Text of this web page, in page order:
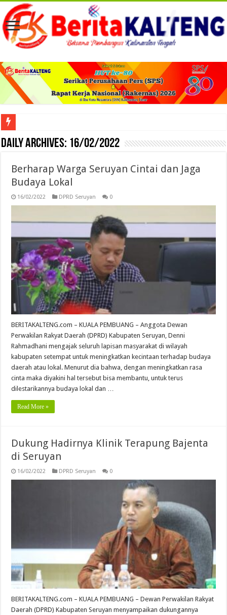
Daily Archives: 16/02/2022
Berharap Warga Seruyan Cintai dan Jaga
Budaya Lokal
16/02/2022 DPRD Seruyan 0
BERITAKALTENG.com – KUALA PEMBUANG – Anggota Dewan
Perwakilan Rakyat Daerah (DPRD) Kabupaten Seruyan, Denni
Rahmadhani mengajak seluruh lapisan masyarakat di wilayah
kabupaten setempat untuk meningkatkan kecintaan terhadap budaya
daerah atau lokal. Menurut dia bahwa, dengan meningkatkan rasa
cinta maka diyakini hal tersebut bisa membantu, untuk terus
dilestarikannya budaya lokal dan …
Read More »
Dukung Hadirnya Klinik Terapung Bajenta
di Seruyan
16/02/2022 DPRD Seruyan 0
BERITAKALTENG.com – KUALA PEMBUANG – Dewan Perwakilan Rakyat
Daerah (DPRD) Kabupaten Seruyan menyampaikan dukungannya